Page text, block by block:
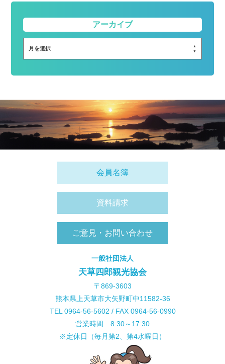
アーカイブ
月を選択
会員名簿
資料請求
ご意見・お問い合わせ
一般社団法人
天草四郎観光協会
〒869-3603
熊本県上天草市大矢野町中11582-36
TEL 0964-56-5602 / FAX 0964-56-0990
営業時間 8:30～17:30
※定休日（毎月第2、第4水曜日）